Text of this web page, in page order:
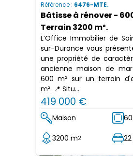
Référence : 6476-MTE.
Bâtisse à rénover -
Terrain 3200 m².
L’Office Immobilier de
sur-Durance vous
une propriété de
ancienne maison de
600 m² sur un terrain
m². 📍 Situ...
419 000 €
Maison
3200 m2